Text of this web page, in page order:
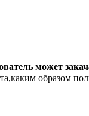
может
образом